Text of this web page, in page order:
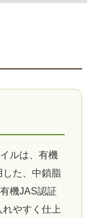
ルは、有機
した、中鎖脂
機JAS認証
やすく仕上